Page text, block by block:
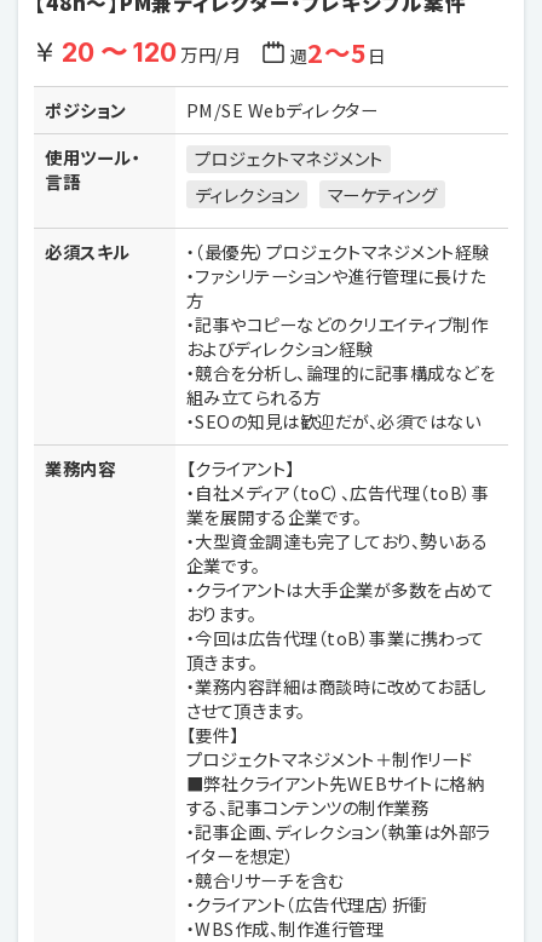
20 〜 120万円/月 週2〜5日
ポジション
PM/SE Webディレクター
使用ツール・
言語
プロジェクトマネジメント
ディレクション
マーケティング
必須スキル
・（最優先）プロジェクトマネジメント経験
・ファシリテーションや進行管理に長けた
方
・記事やコピーなどのクリエイティブ制作
およびディレクション経験
・競合を分析し、論理的に記事構成などを
組み立てられる方
・SEOの知見は歓迎だが、必須ではない
業務内容
【クライアント】
・自社メディア（toC）、広告代理（toB）事
業を展開する企業です。
・大型資金調達も完了しており、勢いある
企業です。
・クライアントは大手企業が多数を占めて
おります。
・今回は広告代理（toB）事業に携わって
頂きます。
・業務内容詳細は商談時に改めてお話し
させて頂きます。
【要件】
プロジェクトマネジメント＋制作リード
■弊社クライアント先WEBサイトに格納
する、記事コンテンツの制作業務
・記事企画、ディレクション（執筆は外部ラ
イターを想定）
・競合リサーチを含む
・クライアント（広告代理店）折衝
・WBS作成、制作進行管理